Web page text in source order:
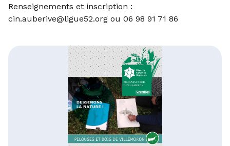
Renseignements et inscription :
cin.auberive@ligue52.org ou 06 98 91 71 86